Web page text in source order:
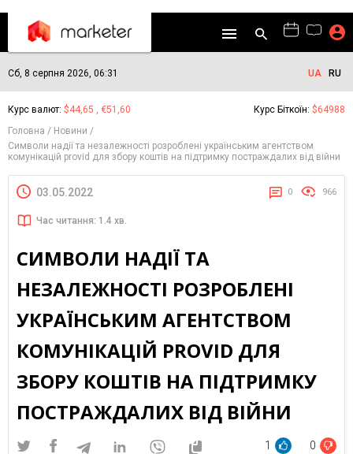
Сб, 8 серпня 2026, 06:31 UA RU
Курс валют: $44,65 , €51,60 Курс Біткоїн: $64988
Головна
Новини
Символи надії та незалежності розроблені українським агентством
комунікацій provid для збору коштів на підтримку постраждалих від війни
03.05.2022 0 966
Час читання: 1.4 хв.
СИМВОЛИ НАДІЇ ТА
НЕЗАЛЕЖНОСТІ РОЗРОБЛЕНІ
УКРАЇНСЬКИМ АГЕНТСТВОМ
КОМУНІКАЦІЙ PROVID ДЛЯ
ЗБОРУ КОШТІВ НА ПІДТРИМКУ
ПОСТРАЖДАЛИХ ВІД ВІЙНИ
1 0